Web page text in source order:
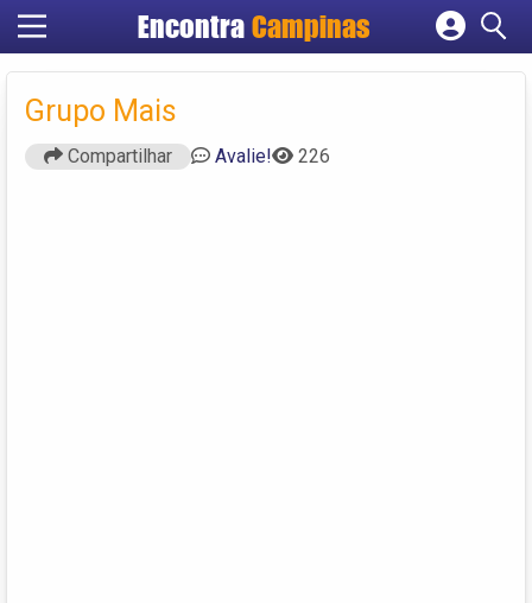
Encontra Campinas
Cadastrar empresa
Grupo Mais
Compartilhar Avalie! 226